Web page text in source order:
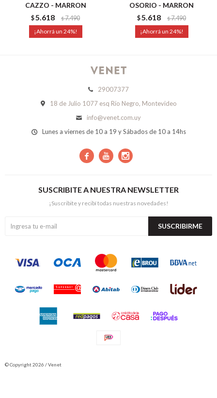
CAZZO - MARRON
$5.618 $7.490
24
OSORIO - MARRON
$5.618 $7.490
24
29007377
18 de Julio 1077 esq Río Negro, Montevideo
info@venet.com.uy
Lunes a viernes de 10 a 19 y Sábados de 10 a 14hs
  
SUSCRIBITE A NUESTRA NEWSLETTER
¡Suscribite y recibí todas nuestras novedades!
SUSCRIBIRME
© Copyright 2026 / Venet